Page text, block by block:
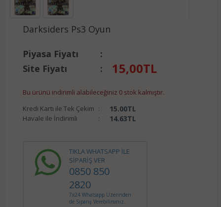
Darksiders Ps3 Oyun
Piyasa Fiyatı
:
Site Fiyatı
: 15,00TL
Bu ürünü indirimli alabileceğiniz 0 stok kalmıştır.
Kredi Kartı ile Tek Çekim : 15.00TL
Havale ile İndirimli : 14.63TL
TIKLA WHATSAPP İLE
SİPARİŞ VER
0850 850
2820
7x24 Whatsapp Üzerinden
de Sipariş Verebilirsiniz.